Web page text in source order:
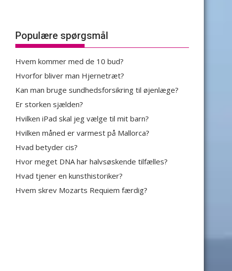
Populære spørgsmål
Hvem kommer med de 10 bud?
Hvorfor bliver man Hjernetræt?
Kan man bruge sundhedsforsikring til øjenlæge?
Er storken sjælden?
Hvilken iPad skal jeg vælge til mit barn?
Hvilken måned er varmest på Mallorca?
Hvad betyder cis?
Hvor meget DNA har halvsøskende tilfælles?
Hvad tjener en kunsthistoriker?
Hvem skrev Mozarts Requiem færdig?